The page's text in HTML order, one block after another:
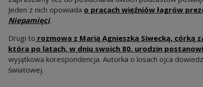
Jeden z nich opowiada o pracach więźniów łagrów
NiepamięciUwaga, link zostanie otwarty w nowym
.
Drugi to rozmowa z Marią Agnieszką Siwecką, córką
która po latach, w dniu swoich 80. urodzin
wyjątkowa korespondencja. Autorka o losach ojca
światowej.